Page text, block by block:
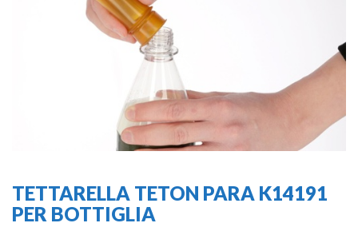
TETTARELLA TETON PARA K14191
PER BOTTIGLIA